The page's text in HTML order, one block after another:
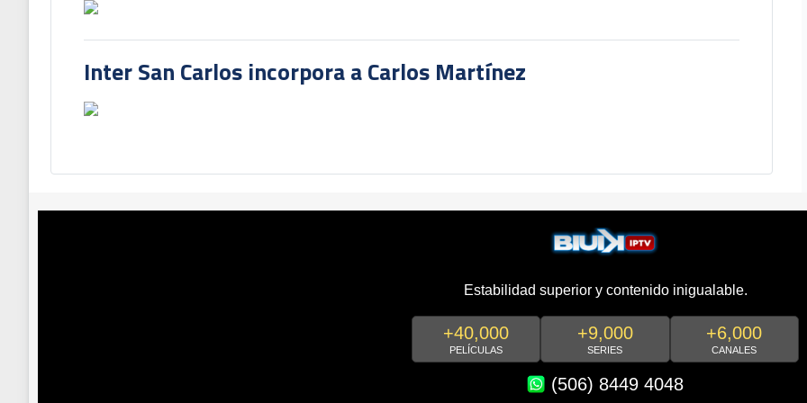
Inter San Carlos incorpora a Carlos Martínez
Estabilidad superior y contenido inigualable.
+40,000
PELÍCULAS
+9,000
SERIES
+6,000
CANALES
(506) 8449 4048